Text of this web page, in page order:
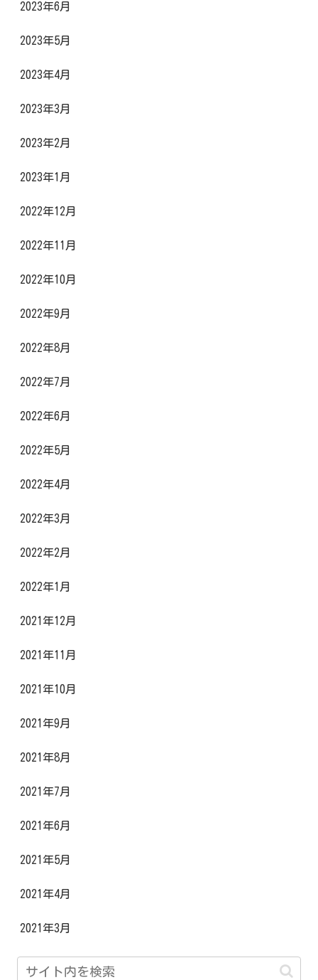
2023年6月
2023年5月
2023年4月
2023年3月
2023年2月
2023年1月
2022年12月
2022年11月
2022年10月
2022年9月
2022年8月
2022年7月
2022年6月
2022年5月
2022年4月
2022年3月
2022年2月
2022年1月
2021年12月
2021年11月
2021年10月
2021年9月
2021年8月
2021年7月
2021年6月
2021年5月
2021年4月
2021年3月